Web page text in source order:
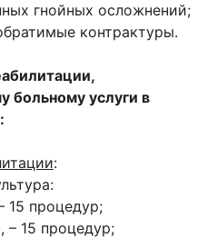
гнойных осложнений;
контрактуры.
больному услуги в
:
15 процедур;
– 15 процедур;